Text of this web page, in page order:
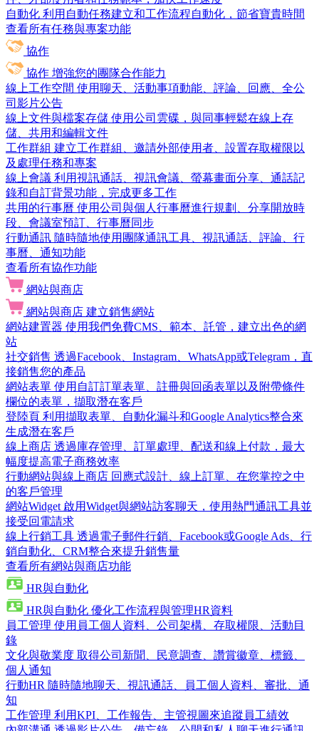
自動化 利用自動任務建立和工作流程自動化，節省寶貴時間
查看所有任務與專案功能
協作
協作 增強您的團隊合作能力
線上工作空間 使用聊天、活動事項動能、評論、回應、全公
司影片公告
線上文件與檔案存儲 使用公司雲碟，與同事輕鬆在線上存
儲、共用和編輯文件
工作群組 建立工作群組、邀請外部使用者、設置存取權限以
及處理任務和專案
線上會議 利用視訊通話、視訊會議、螢幕畫面分享、通話記
錄和自訂背景功能，完成更多工作
共用的行事曆 使用公司與個人行事曆進行規劃、分享開放時
段、會議室預訂、行事曆同步
行動通訊 隨時隨地使用團隊通訊工具、視訊通話、評論、行
事曆、通知功能
查看所有協作功能
網站與商店
網站與商店 建立銷售網站
網站建置器 使用我們免費CMS、範本、託管，建立出色的網
站
社交銷售 透過Facebook、Instagram、WhatsApp或Telegram，直
接銷售您的產品
網站表單 使用自訂訂單表單、註冊與回函表單以及附帶條件
欄位的表單，擷取潛在客戶
登陸頁 利用擷取表單、自動化漏斗和Google Analytics整合來
生成潛在客戶
線上商店 透過庫存管理、訂單處理、配送和線上付款，最大
幅度提高電子商務效率
行動網站與線上商店 回應式設計、線上訂單、在您掌控之中
的客戶管理
網站Widget 啟用Widget與網站訪客聊天，使用熱門通訊工具並
接受回電請求
線上行銷工具 透過電子郵件行銷、Facebook或Google Ads、行
銷自動化、CRM整合來提升銷售量
查看所有網站與商店功能
HR與自動化
HR與自動化 優化工作流程與管理HR資料
員工管理 使用員工個人資料、公司架構、存取權限、活動目
錄
文化與敬業度 取得公司新聞、民意調查、讚賞徽章、標籤、
個人通知
行動HR 隨時隨地聊天、視訊通話、員工個人資料、審批、通
知
工作管理 利用KPI、工作報告、主管視圖來追蹤員工績效